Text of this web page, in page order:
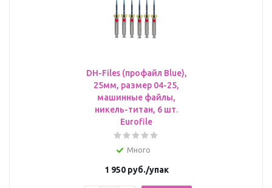
DH-Files (профайл Blue),
25мм, размер 04-25,
машинные файлы,
никель-титан, 6 шт.
Eurofile
Много
1 950руб./упак